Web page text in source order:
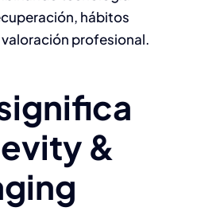
hábitos
profesional.
&